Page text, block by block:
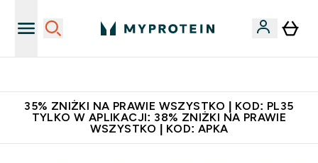
35% ZNIŻKI NA PRAWIE WSZYSTKO | KOD: PL35
TYLKO W APLIKACJI: 38% ZNIŻKI NA PRAWIE
WSZYSTKO | KOD: APKA